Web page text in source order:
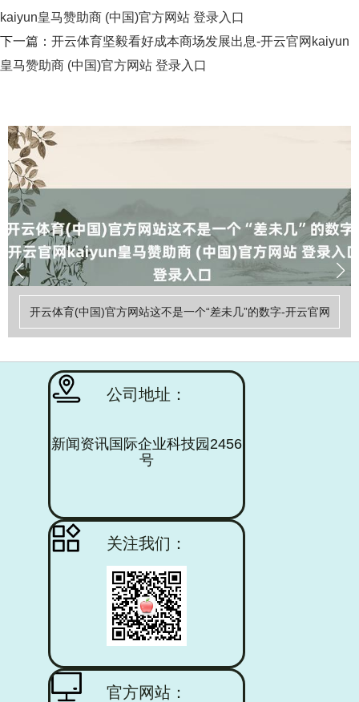
kaiyun皇马赞助商 (中国)官方网站 登录入口
下一篇： 开云体育坚毅看好成本商场发展出息-开云官网kaiyun
皇马赞助商 (中国)官方网站 登录入口
开云体育(中国)官方网站这不是一个“差未几”的数字-开云官网
查看更多
公司地址：
新闻资讯国际企业科技园2456
号
关注我们：
官方网站：